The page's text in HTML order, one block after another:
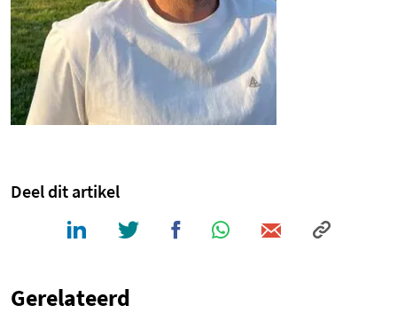
Deel dit artikel
Gerelateerd